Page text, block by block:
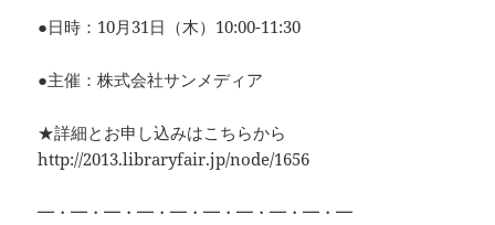
●日時：10月31日（木）10:00-11:30
●主催：株式会社サンメディア
★詳細とお申し込みはこちらから
http://2013.libraryfair.jp/node/1656
━・━・━・━・━・━・━・━・━・━